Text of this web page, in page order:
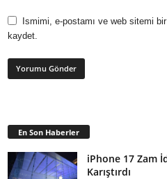
Ismimi, e-postamı ve web sitemi
kaydet.
En Son Haberler
iPhone 17 Zam
Karıştırdı